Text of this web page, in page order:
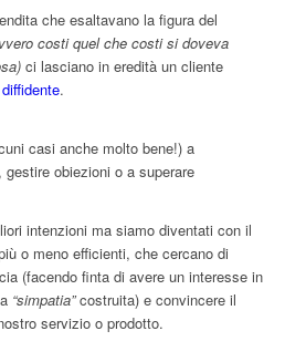
che esaltavano la figura del
costi quel che costi si doveva
ci lasciano in eredità un cliente
.
casi anche molto bene!) a
obiezioni o a superare
intenzioni ma siamo diventati con il
o meno efficienti, che cercano di
(facendo finta di avere un interesse in
“simpatia”costruita) e convincere il
servizio o prodotto.